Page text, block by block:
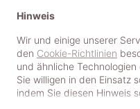
Hinweis
Wir und einige unserer
den Cookie-Richtlinien
und ähnliche Technologien
Sie willigen in den Einsatz
indem Sie diesen Hinweis